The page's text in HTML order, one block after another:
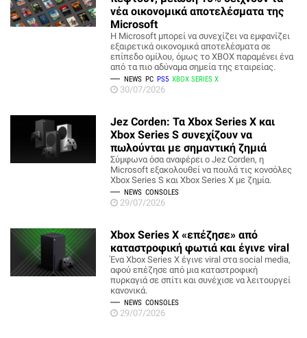
νέα οικονομικά αποτελέσματα της
Microsoft
Η Microsoft μπορεί να συνεχίζει να εμφανίζει
εξαιρετικά οικονομικά αποτελέσματα σε
επίπεδο ομίλου, όμως το XBOX παραμένει ένα
από τα πιο αδύναμα σημεία της εταιρείας.
NEWS PC PS5 XBOX SERIES X
30/07/2026
Jez Corden: Τα Xbox Series X και
Xbox Series S συνεχίζουν να
πωλούνται με σημαντική ζημιά
Σύμφωνα όσα αναφέρει ο Jez Corden, η
Microsoft εξακολουθεί να πουλά τις κονσόλες
Xbox Series S και Xbox Series X με ζημία.
NEWS CONSOLES
29/07/2026
Xbox Series X «επέζησε» από
καταστροφική φωτιά και έγινε viral
Ένα Xbox Series X έγινε viral στα social media,
αφού επέζησε από μια καταστροφική
πυρκαγιά σε σπίτι και συνέχισε να λειτουργεί
κανονικά.
NEWS CONSOLES
29/07/2026